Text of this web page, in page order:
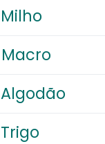
Milho
Macro
Algodão
Trigo